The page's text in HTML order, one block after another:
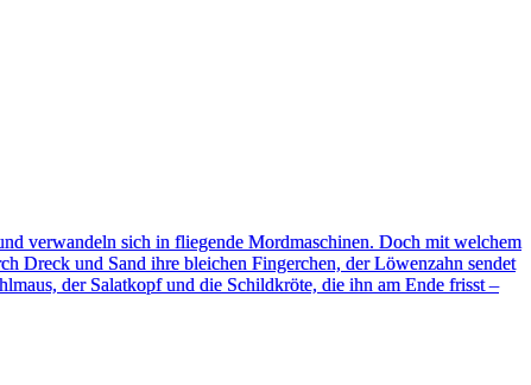
verwandeln sich in fliegende Mordmaschinen. Doch mit welchem
Dreck und Sand ihre bleichen Fingerchen, der Löwenzahn sendet
der Salatkopf und die Schildkröte, die ihn am Ende frisst –